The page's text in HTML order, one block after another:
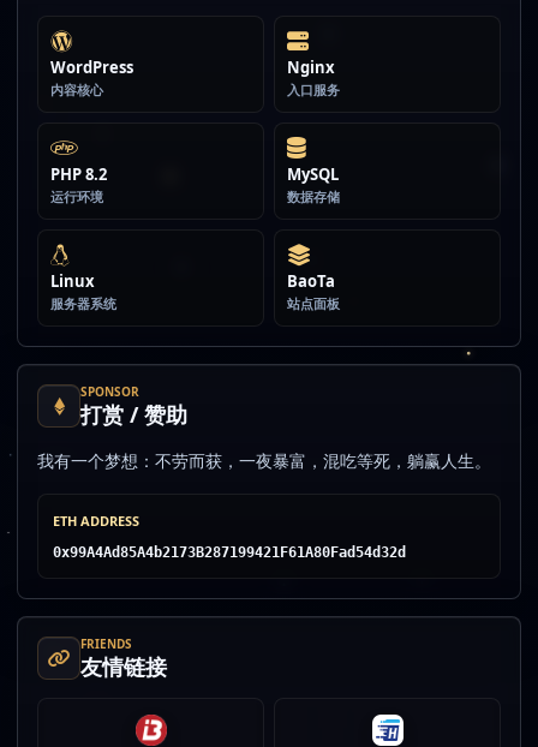
WordPress
内容核心
Nginx
入口服务
PHP 8.2
运行环境
MySQL
数据存储
Linux
服务器系统
BaoTa
站点面板
SPONSOR
打赏 / 赞助
我有一个梦想：不劳而获，一夜暴富，混吃等死，躺赢人生。
ETH ADDRESS
0x99A4Ad85A4b2173B287199421F61A80Fad54d32d
FRIENDS
友情链接